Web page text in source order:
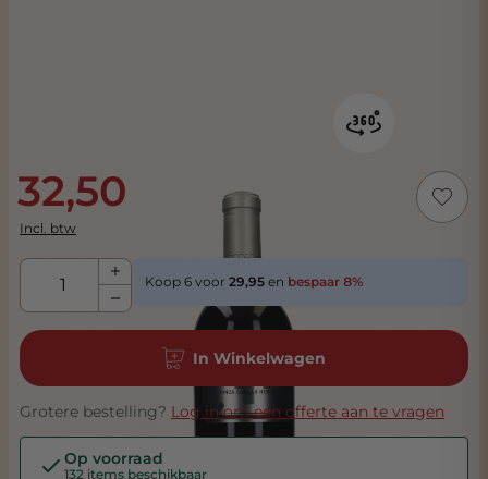
32,50
Incl. btw
Aantal
Koop 6 voor 29,95 en bespaar 8%
In Winkelwagen
Grotere bestelling? Log in om een offerte aan te vragen
Op voorraad
132 items beschikbaar